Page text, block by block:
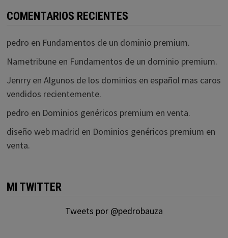
COMENTARIOS RECIENTES
pedro en Fundamentos de un dominio premium.
Nametribuneen Fundamentos de un dominio premium.
Jenrryen Algunos de los dominios en español mas caros
vendidos recientemente.
pedro en Dominios genéricos premium en venta.
diseño web madrid en Dominios genéricos premium en
venta.
MI TWITTER
Tweets por @pedrobauza